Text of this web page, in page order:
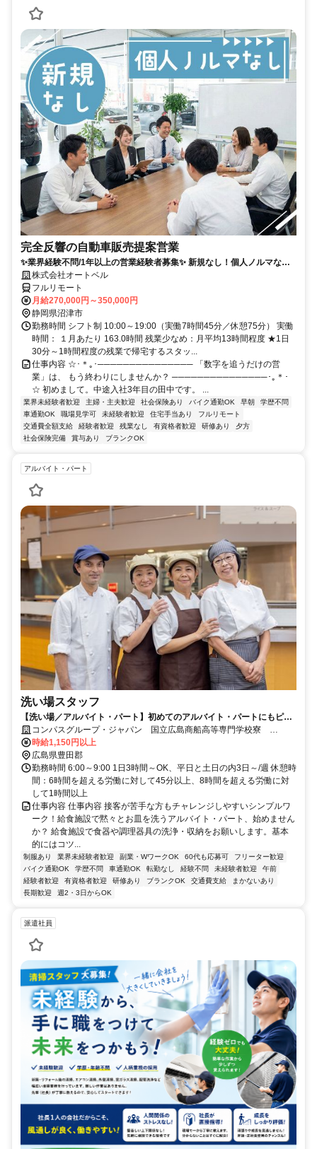
完全反響の自動車販売提案営業
✨業界経験不問/1年以上の営業経験者募集✨ 新規なし！個人ノルマな
し！残業も少なめでプライベートとの両立◎
株式会社オートベル
フルリモート
月給270,000円～350,000円
静岡県沼津市
勤務時間 シフト制 10:00～19:00（実働7時間45分／休憩75分） 実働
時間： １月あたり 163.0時間 残業少なめ：月平均13時間程度 ★1日
30分～1時間程度の残業で帰宅するスタッ...
仕事内容 ☆･＊｡･─────────────── 「数字を追うだけの営
業」は、 もう終わりにしませんか？ ───────────────･｡＊･
☆ 初めまして。中途入社3年目の田中です。 ...
業界未経験者歓迎 主婦・主夫歓迎 社会保険あり バイク通勤OK 早朝
学歴不問
車通勤OK
職場見学可 未経験者歓迎 住宅手当あり
フルリモート
交通費全額支給
経験者歓迎 残業なし 有資格者歓迎 研修あり
夕方
社会保険完備
賞与あり ブランクOK
アルバイト・パート
洗い場スタッフ
【洗い場／アルバイト・パート】初めてのアルバイト・パートにもピッ
タリ！未経験歓迎♪
コンパスグループ・ジャパン 国立広島商船高等専門学校寮
35005_p
時給1,150円以上
広島県豊田郡
勤務時間 6:00～9:00 1日3時間～OK、平日と土日の内3日～/週 休憩時
間：6時間を超える労働に対して45分以上、8時間を超える労働に対
して1時間以上
仕事内容 仕事内容 接客が苦手な方もチャレンジしやすいシンプルワ
ーク！給食施設で黙々とお皿を洗うアルバイト・パート、始めません
か？ 給食施設で食器や調理器具の洗浄・収納をお願いします。基本
的にはコツ...
制服あり 業界未経験者歓迎 副業・WワークOK 60代も応募可
フリーター歓迎
バイク通勤OK
学歴不問 車通勤OK 転勤なし 経験不問 未経験者歓迎
午前
経験者歓迎
有資格者歓迎 研修あり ブランクOK 交通費支給
まかないあり
長期歓迎
週2・3日からOK
派遣社員